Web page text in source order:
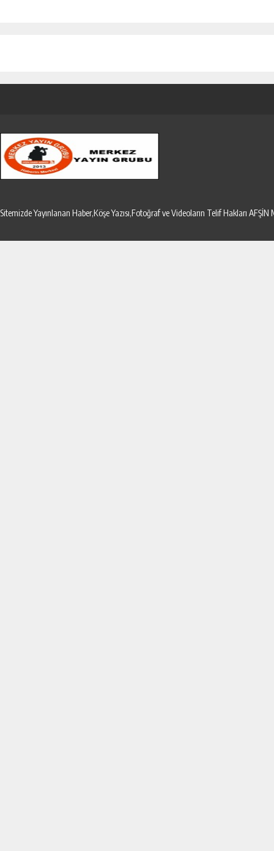
Sitemizde Yayınlanan Haber,Köşe Yazısı,Fotoğraf ve Videoların Telif Hakları